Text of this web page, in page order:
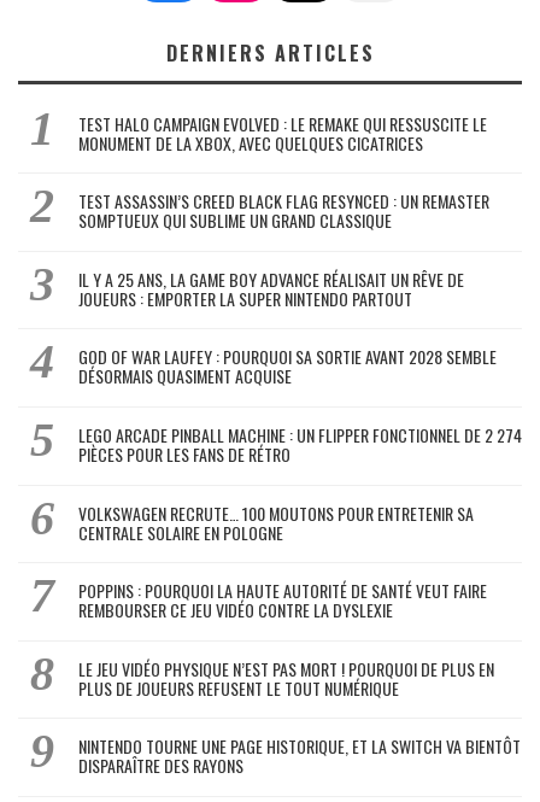
DERNIERS ARTICLES
TEST HALO CAMPAIGN EVOLVED : LE REMAKE QUI RESSUSCITE LE
MONUMENT DE LA XBOX, AVEC QUELQUES CICATRICES
TEST ASSASSIN’S CREED BLACK FLAG RESYNCED : UN REMASTER
SOMPTUEUX QUI SUBLIME UN GRAND CLASSIQUE
IL Y A 25 ANS, LA GAME BOY ADVANCE RÉALISAIT UN RÊVE DE
JOUEURS : EMPORTER LA SUPER NINTENDO PARTOUT
GOD OF WAR LAUFEY : POURQUOI SA SORTIE AVANT 2028 SEMBLE
DÉSORMAIS QUASIMENT ACQUISE
LEGO ARCADE PINBALL MACHINE : UN FLIPPER FONCTIONNEL DE 2 274
PIÈCES POUR LES FANS DE RÉTRO
VOLKSWAGEN RECRUTE… 100 MOUTONS POUR ENTRETENIR SA
CENTRALE SOLAIRE EN POLOGNE
POPPINS : POURQUOI LA HAUTE AUTORITÉ DE SANTÉ VEUT FAIRE
REMBOURSER CE JEU VIDÉO CONTRE LA DYSLEXIE
LE JEU VIDÉO PHYSIQUE N’EST PAS MORT ! POURQUOI DE PLUS EN
PLUS DE JOUEURS REFUSENT LE TOUT NUMÉRIQUE
NINTENDO TOURNE UNE PAGE HISTORIQUE, ET LA SWITCH VA BIENTÔT
DISPARAÎTRE DES RAYONS